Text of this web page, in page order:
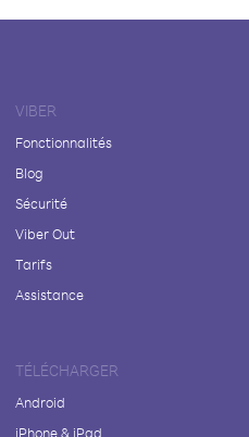
VIBER
Fonctionnalités
Blog
Sécurité
Viber Out
Tarifs
Assistance
TÉLÉCHARGER
Android
iPhone & iPad